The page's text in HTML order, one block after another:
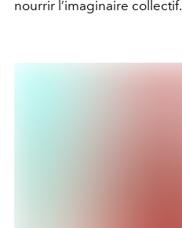
nourrir l’imaginaire collectif.